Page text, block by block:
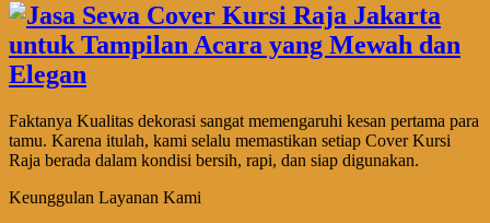
Faktanya Kualitas dekorasi sangat memengaruhi kesan pertama para
tamu. Karena itulah, kami selalu memastikan setiap Cover Kursi
Raja berada dalam kondisi bersih, rapi, dan siap digunakan.
Keunggulan Layanan Kami